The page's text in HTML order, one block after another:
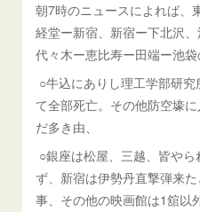
朝7時のニュースによれば、
経堂ー新宿、新宿ー下北沢
代々木ー恵比寿ー田端ー池袋
○牛込にありし理工学部研
て全部死亡。その他防空壕
だ多き由、
○銀座は松屋、三越、皆や
ず、新宿は伊勢丹直撃弾来
事、その他の映画館は1舘以